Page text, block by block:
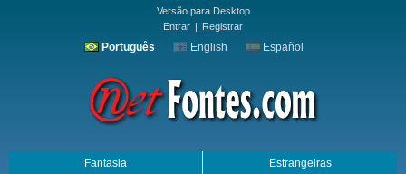
Versão para Desktop
Entrar | Registrar
Português English Español
Fantasia Estrangeiras